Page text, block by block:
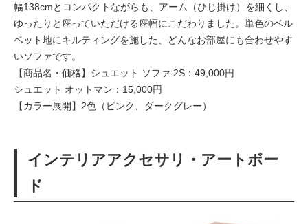
幅138cmとコンパクトながらも、アーム（ひじ掛け）を細くし、
ゆったりと座っていただける座幅にこだわりました。単色のベル
ベット地にキルティングを施した、どんなお部屋にも合わせやす
いソファです。
【商品名・価格】シュエット ソファ 2S：49,000円
シュエット オットマン：15,000円
【カラー展開】2色（ピンク、ダークグレー）
インテリアアクセサリ・アートボー
ド